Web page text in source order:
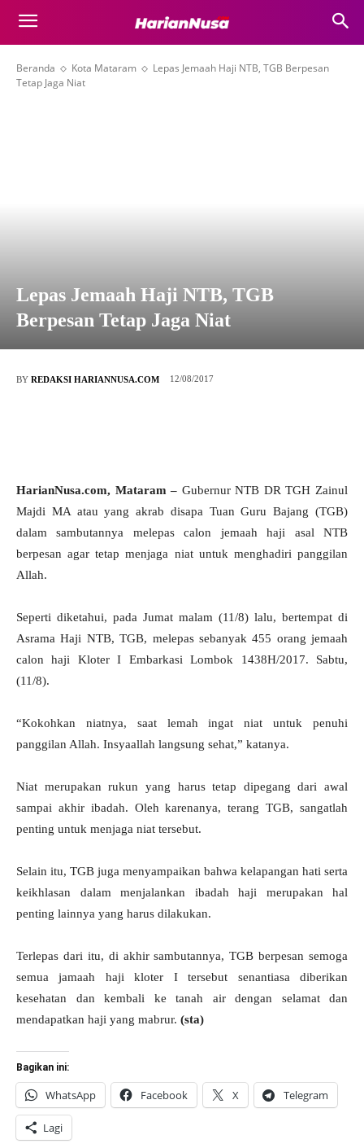
Beranda Kota Mataram
Lepas Jemaah Haji NTB, TGB Berpesan
Tetap Jaga Niat
Lepas Jemaah Haji NTB, TGB
Berpesan Tetap Jaga Niat
BY REDAKSI HARIANNUSA.COM 12/08/2017
HarianNusa.com, Mataram – Gubernur NTB DR TGH Zainul
Majdi MA atau yang akrab disapa Tuan Guru Bajang (TGB)
dalam sambutannya melepas calon jemaah haji asal NTB
berpesan agar tetap menjaga niat untuk menghadiri panggilan
Allah.
Seperti diketahui, pada Jumat malam (11/8) lalu, bertempat di
Asrama Haji NTB, TGB, melepas sebanyak 455 orang jemaah
calon haji Kloter I Embarkasi Lombok 1438H/2017. Sabtu,
(11/8).
“Kokohkan niatnya, saat lemah ingat niat untuk penuhi
panggilan Allah. Insyaallah langsung sehat,” katanya.
Niat merupakan rukun yang harus tetap dipegang dari awal
sampai akhir ibadah. Oleh karenanya, terang TGB, sangatlah
penting untuk menjaga niat tersebut.
Selain itu, TGB juga menyampaikan bahwa kelapangan hati serta
keikhlasan dalam menjalankan ibadah haji merupakan hal
penting lainnya yang harus dilakukan.
Terlepas dari itu, di akhir sambutannya, TGB berpesan semoga
semua jamaah haji kloter I tersebut senantiasa diberikan
kesehatan dan kembali ke tanah air dengan selamat dan
mendapatkan haji yang mabrur. (sta)
Bagikan ini:
WhatsApp Facebook X Telegram
Lagi